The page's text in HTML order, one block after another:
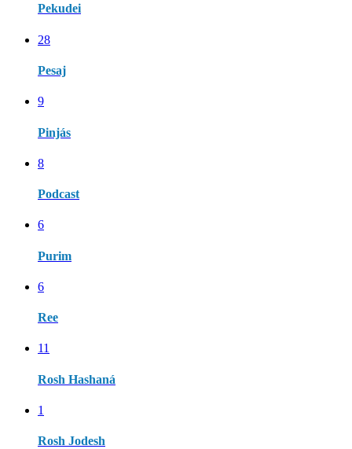
Pekudei
28
Pesaj
9
Pinjás
8
Podcast
6
Purim
6
Ree
11
Rosh Hashaná
1
Rosh Jodesh